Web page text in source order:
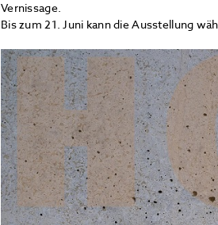
Vernissage.
Bis zum 21. Juni kann die Ausstellung